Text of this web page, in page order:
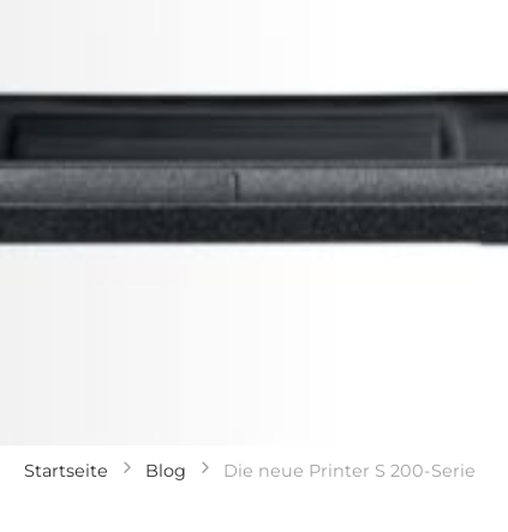
Startseite Blog Die neue Printer S 200-Serie